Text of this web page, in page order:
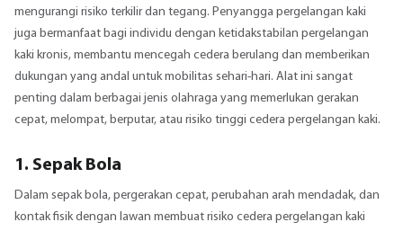
mengurangi risiko terkilir dan tegang. Penyangga pergelangan kaki
juga bermanfaat bagi individu dengan ketidakstabilan pergelangan
kaki kronis, membantu mencegah cedera berulang dan memberikan
dukungan yang andal untuk mobilitas sehari-hari. Alat ini sangat
penting dalam berbagai jenis olahraga yang memerlukan gerakan
cepat, melompat, berputar, atau risiko tinggi cedera pergelangan kaki.
1. Sepak Bola
Dalam sepak bola, pergerakan cepat, perubahan arah mendadak, dan
kontak fisik dengan lawan membuat risiko cedera pergelangan kaki